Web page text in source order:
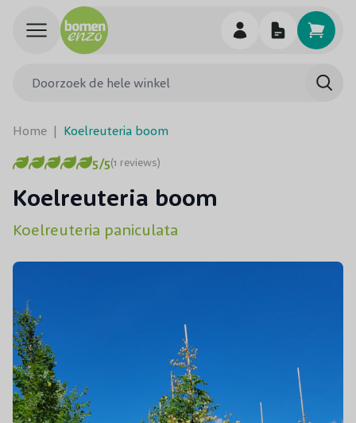
Ga naar de inhoud
Home | Koelreuteria boom
5/5(1 reviews)
Koelreuteria boom
Koelreuteria paniculata